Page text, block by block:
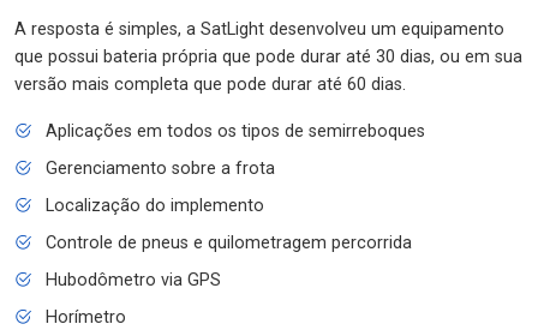
A resposta é simples, a SatLight desenvolveu um equipamento
que possui bateria própria que pode durar até 30 dias, ou em sua
versão mais completa que pode durar até 60 dias.
Aplicações em todos os tipos de semirreboques
Gerenciamento sobre a frota
Localização do implemento
Controle de pneus e quilometragem percorrida
Hubodômetro via GPS
Horímetro